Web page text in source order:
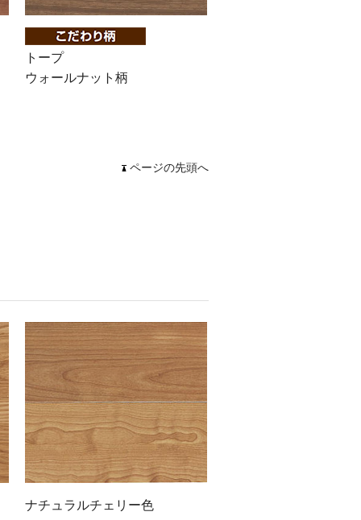
トープ
ウォールナット柄
ページの先頭へ
ナチュラルチェリー色